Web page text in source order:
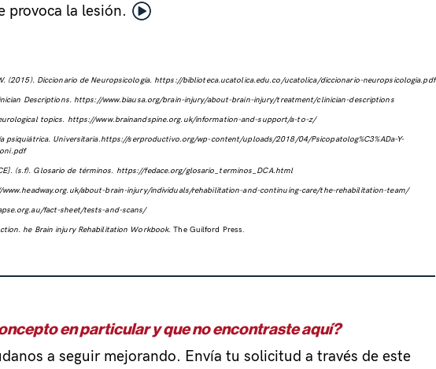
provoca la lesión.
(2015). Diccionario de Neuropsicología.https://biblioteca.ucatolica.edu.co/ucatolica/diccionario-neuropsicologia.pdf
Descriptions. https://www.biausa.org/brain-injury/about-brain-injury/treatment/clinician-descriptions
topics. https://www.brainandspine.org.uk/information-and-support/a-to-z/
psiquiátrica. Universitaria.https://serproductivo.org/wp-content/uploads/2018/04/Psicopatolog%C3%ADa-Y-
(s.f). Glosario de términos. https://fedace.org/glosario_terminos_DCA.html
about-brain-injury/individuals/rehabilitation-and-continuing-care/the-rehabilitation-team/
fact-sheet/tests-and-scans/
he Brain injury Rehabilitation Workbook.The Guilford Press.
en particular y que no encontraste aquí?
a seguir mejorando. Envía tu solicitud a través de este